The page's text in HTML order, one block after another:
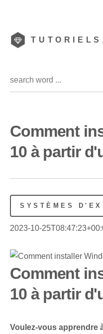
Comment
10 à partir
SYSTÈMES
2023-10-
Comment
10 à partir
Voulez-vous apprendre